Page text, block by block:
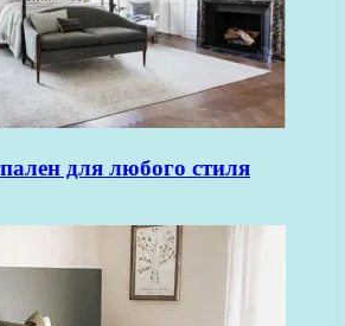
для любого стиля